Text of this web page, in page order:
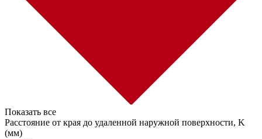
Показать все
Расстояние от края до удаленной наружной поверхности, K
(мм)